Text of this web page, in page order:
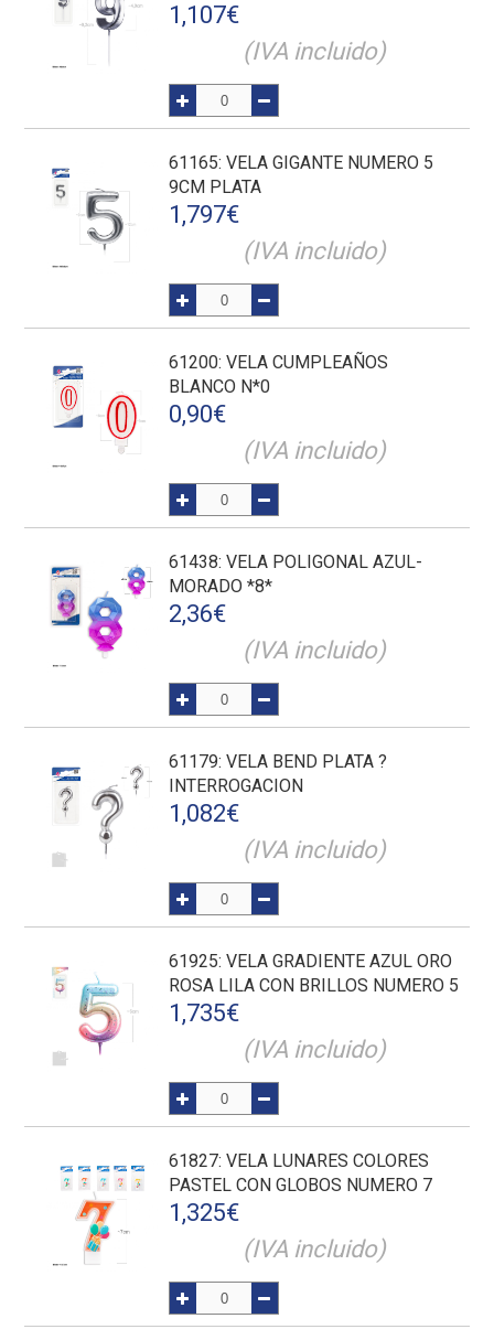
1,107€
(IVA incluido)
61165: VELA GIGANTE NUMERO 5
9CM PLATA
1,797€
(IVA incluido)
61200: VELA CUMPLEAÑOS
BLANCO N*0
0,90€
(IVA incluido)
61438: VELA POLIGONAL AZUL-
MORADO *8*
2,36€
(IVA incluido)
61179: VELA BEND PLATA ?
INTERROGACION
1,082€
(IVA incluido)
61925: VELA GRADIENTE AZUL ORO
ROSA LILA CON BRILLOS NUMERO 5
1,735€
(IVA incluido)
61827: VELA LUNARES COLORES
PASTEL CON GLOBOS NUMERO 7
1,325€
(IVA incluido)